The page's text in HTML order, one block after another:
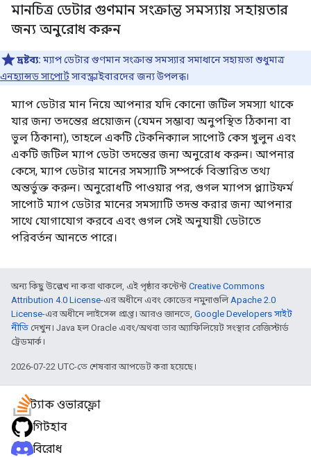
মানচিত্র ডেটার গুণমান সংক্রান্ত সমস্যায় সহায়তার
জন্য অনুরোধ করুন
দ্রষ্টব্য: ম্যাপ ডেটার গুণমান সংক্রান্ত সমস্যার সমাধানে সহায়তা শুধুমাত্র
এনহ্যান্সড সাপোর্টসাবস্ক্রাইবারদের জন্য উপলব্ধ।
ম্যাপ ডেটার মান নিয়ে আপনার যদি কোনো জটিল সমস্যা থাকে
যার জন্য তদন্তের প্রয়োজন (যেমন সম্ভাব্য অনুপস্থিত ঠিকানা বা
ভুল ঠিকানা), তাহলে একটি টেকনিক্যাল সাপোর্ট কেস খুলুন এবং
একটি জটিল ম্যাপ ডেটা তদন্তের জন্য অনুরোধ করুন। আপনার
কেসে, ম্যাপ ডেটার মানের সমস্যাটি সম্পর্কে বিস্তারিত তথ্য
অন্তর্ভুক্ত করুন। অনুরোধটি পাওয়ার পর, গুগল ম্যাপস প্ল্যাটফর্ম
সাপোর্ট ম্যাপ ডেটার মানের সমস্যাটি তদন্ত করার জন্য আপনার
সাথে যোগাযোগ করবে এবং গুগল সেই অনুযায়ী ডেটাতে
পরিবর্তন আনতে পারে।
অন্য কিছু উল্লেখ না করা থাকলে, এই পৃষ্ঠার কন্টেন্ট Creative Commons
Attribution 4.0 License-এর অধীনে এবং কোডের নমুনাগুলি Apache 2.0
License-এর অধীনে লাইসেন্স প্রাপ্ত। আরও জানতে, Google Developers সাইট
নীতি দেখুন। Java হল Oracle এবং/অথবা তার অ্যাফিলিয়েট সংস্থার রেজিস্টার্ড
ট্রেডমার্ক।
2026-07-22 UTC-তে শেষবার আপডেট করা হয়েছে।
স্ট্যাক ওভারফ্লো
গিটহাব
বিরোধ